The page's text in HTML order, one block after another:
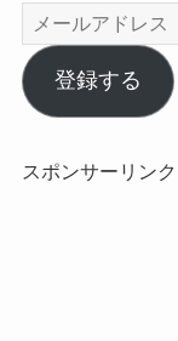
メ
ー
ル
ア
レ
登録する
スポンサーリンク